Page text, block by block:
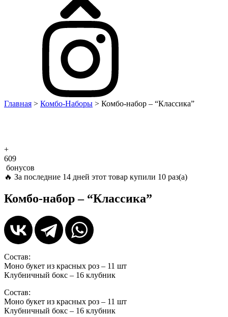
Главная > Комбо-Наборы > Комбо-набор – “Классика”
+
609
бонусов
🔥 За последние 14 дней этот товар купили 10 раз(а)
Комбо-набор – “Классика”
Состав:
Моно букет из красных роз – 11 шт
Клубничный бокс – 16 клубник
Состав:
Моно букет из красных роз – 11 шт
Клубничный бокс – 16 клубник